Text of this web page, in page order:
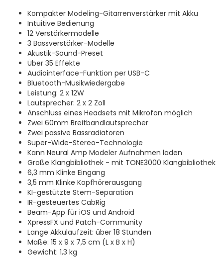
Kompakter Modeling-Gitarrenverstärker mit Akku
Intuitive Bedienung
12 Verstärkermodelle
3 Bassverstärker-Modelle
Akustik-Sound-Preset
Über 35 Effekte
Audiointerface-Funktion per USB-C
Bluetooth-Musikwiedergabe
Leistung: 2 x 12W
Lautsprecher: 2 x 2 Zoll
Anschluss eines Headsets mit Mikrofon möglich
Zwei 60mm Breitbandlautsprecher
Zwei passive Bassradiatoren
Super-Wide-Stereo-Technologie
Kann Neural Amp Modeler Aufnahmen laden
Große Klangbibliothek - mit TONE3000 Klangbibliothek
6,3 mm Klinke Eingang
3,5 mm Klinke Kopfhörerausgang
KI-gestützte Stem-Separation
IR-gesteuertes CabRig
Beam-App für iOS und Android
XpressFX und Patch-Community
Lange Akkulaufzeit: über 18 Stunden
Maße: 15 x 9 x 7,5 cm (L x B x H)
Gewicht: 1,3 kg